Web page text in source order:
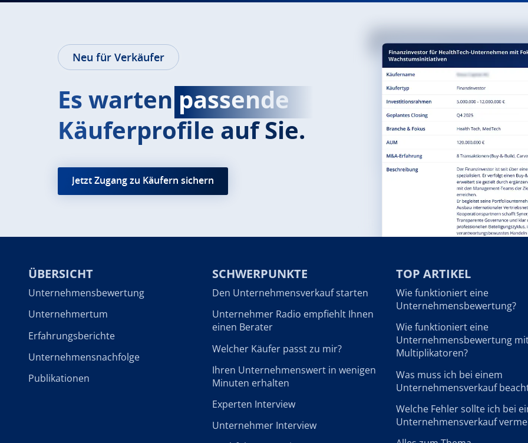
Neu für Verkäufer
Es warten passende
Käuferprofile auf Sie.
Jetzt Zugang zu Käufern sichern
ÜBERSICHT
Unternehmensbewertung
Unternehmertum
Erfahrungsberichte
Unternehmensnachfolge
Publikationen
SCHWERPUNKTE
Den Unternehmensverkauf starten
Unternehmer Radio empfiehlt Ihnen
einen Berater
Welcher Käufer passt zu mir?
Ihren Unternehmenswert in wenigen
Minuten erhalten
Experten Interview
Unternehmer Interview
TOP ARTIKEL
Wie funktioniert eine
Unternehmensbewertung?
Wie funktioniert eine
Unternehmensbewertung
Multiplikatoren?
Was muss ich bei einem
Unternehmensverkauf
Welche Fehler sollte ich bei
Unternehmensverkauf